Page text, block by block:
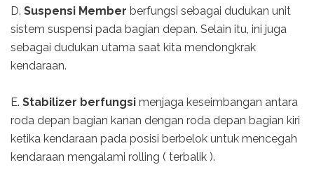
D. Suspensi Member berfungsi sebagai dudukan unit
sistem suspensi pada bagian depan. Selain itu, ini juga
sebagai dudukan utama saat kita mendongkrak
kendaraan.
E. Stabilizer berfungsi menjaga keseimbangan antara
roda depan bagian kanan dengan roda depan bagian kiri
ketika kendaraan pada posisi berbelok untuk mencegah
kendaraan mengalami rolling ( terbalik ).